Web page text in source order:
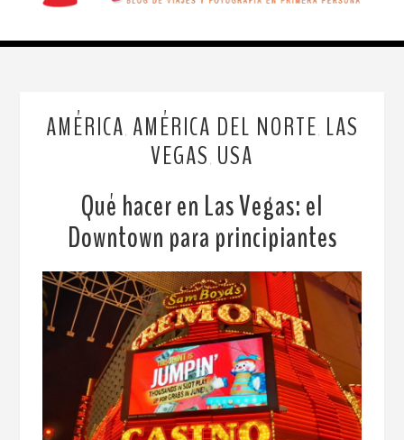
AMÉRICA AMÉRICA DEL NORTE LAS
VEGAS USA
Qué hacer en Las Vegas: el
Downtown para principiantes